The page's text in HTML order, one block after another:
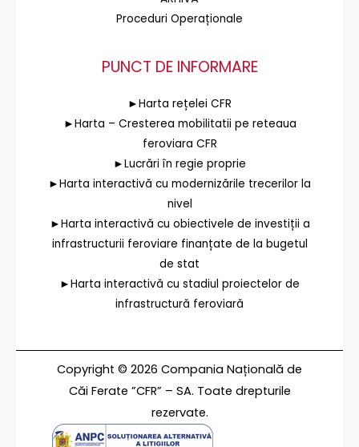
Proceduri Operaționale
PUNCT DE INFORMARE
►Harta rețelei CFR
►Harta – Cresterea mobilitatii pe reteaua
feroviara CFR
►Lucrări în regie proprie
►Harta interactivă cu modernizările trecerilor la
nivel
►Harta interactivă cu obiectivele de investiții a
infrastructurii feroviare finanțate de la bugetul
de stat
►Harta interactivă cu stadiul proiectelor de
infrastructură feroviară
Copyright © 2026 Compania Națională de
Căi Ferate ”CFR” – SA. Toate drepturile
rezervate.